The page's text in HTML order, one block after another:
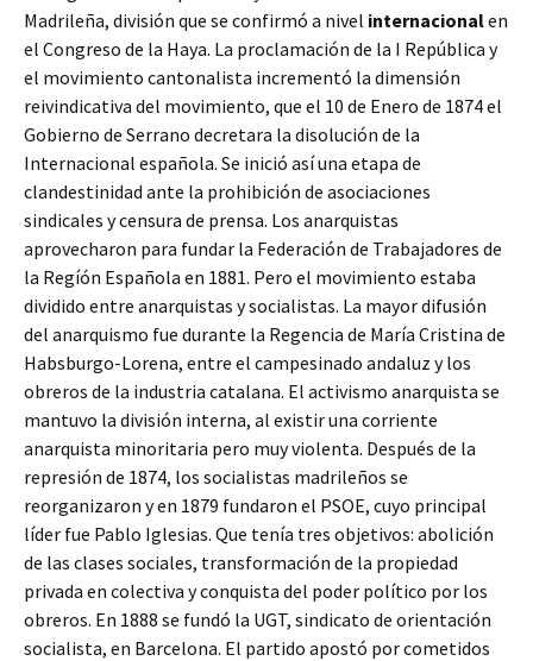
Madrileña, división que se confirmó a nivel internacionalen
el Congreso de la Haya. La proclamación de la I República y
el movimiento cantonalista incrementó la dimensión
reivindicativa del movimiento, que el 10 de Enero de 1874 el
Gobierno de Serrano decretara la disolución de la
Internacional española. Se inició así una etapa de
clandestinidad ante la prohibición de asociaciones
sindicales y censura de prensa. Los anarquistas
aprovecharon para fundar la Federación de Trabajadores de
la Regíón Española en 1881. Pero el movimiento estaba
dividido entre anarquistas y socialistas. La mayor difusión
del anarquismo fue durante la Regencia de María Cristina de
Habsburgo-Lorena, entre el campesinado andaluz y los
obreros de la industria catalana. El activismo anarquista se
mantuvo la división interna, al existir una corriente
anarquista minoritaria pero muy violenta. Después de la
represión de 1874, los socialistas madrileños se
reorganizaron y en 1879 fundaron el PSOE, cuyo principal
líder fue Pablo Iglesias. Que tenía tres objetivos: abolición
de las clases sociales, transformación de la propiedad
privada en colectiva y conquista del poder político por los
obreros. En 1888 se fundó la UGT, sindicato de orientación
socialista, en Barcelona. El partido apostó por cometidos